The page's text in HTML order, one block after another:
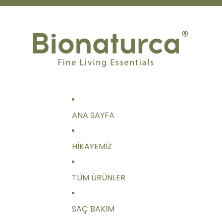
ANA SAYFA
HIKAYEMIZ
TÜM ÜRÜNLER
SAÇ BAKIM